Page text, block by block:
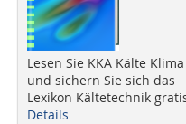
Lesen Sie KKA Kälte
und sichern Sie sich das
Lexikon Kältetechnik
Details